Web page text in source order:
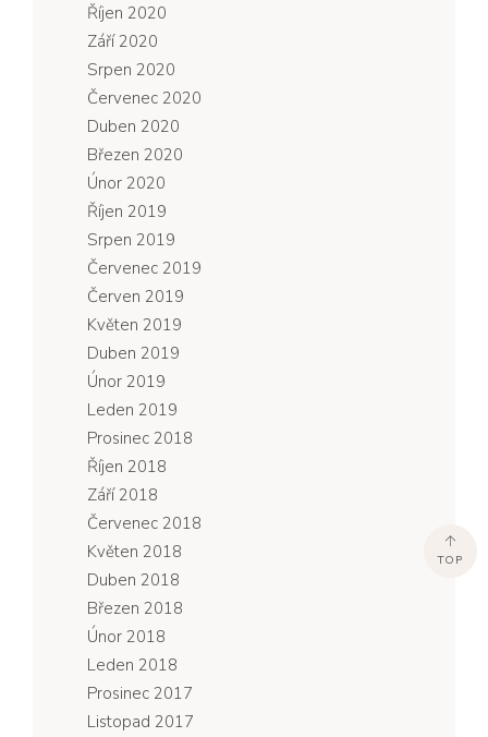
Říjen 2020
Září 2020
Srpen 2020
Červenec 2020
Duben 2020
Březen 2020
Únor 2020
Říjen 2019
Srpen 2019
Červenec 2019
Červen 2019
Květen 2019
Duben 2019
Únor 2019
Leden 2019
Prosinec 2018
Říjen 2018
Září 2018
Červenec 2018
Květen 2018
Duben 2018
Březen 2018
Únor 2018
Leden 2018
Prosinec 2017
Listopad 2017
TOP